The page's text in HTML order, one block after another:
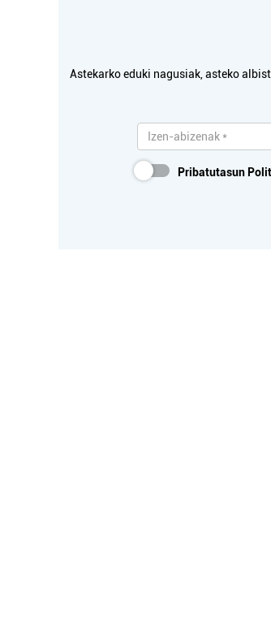
Astekarko eduki nagusiak, asteko
Pribatutasun